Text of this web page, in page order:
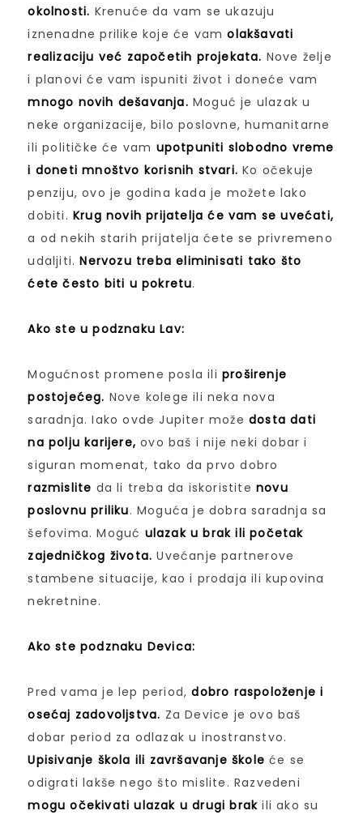
okolnosti. Krenuće da vam se ukazuju
iznenadne prilike koje će vam olakšavati
realizaciju već započetih projekata. Nove želje
i planovi će vam ispuniti život i doneće vam
mnogo novih dešavanja. Moguć je ulazak u
neke organizacije, bilo poslovne, humanitarne
ili političke će vam upotpuniti slobodno vreme
i doneti mnoštvo korisnih stvari. Ko očekuje
penziju, ovo je godina kada je možete lako
dobiti.Krug novih prijatelja će vam se uvećati,
a od nekih starih prijatelja ćete se privremeno
udaljiti. Nervozu treba eliminisati tako što
ćete često biti u pokretu.
Ako ste u podznaku Lav:
Mogućnost promene posla iliproširenje
postojećeg. Nove kolege ili neka nova
saradnja. Iako ovde Jupiter možedosta dati
na polju karijere,ovo baš i nije neki dobar i
siguran momenat, tako da prvo dobro
razmislite da li treba da iskoristitenovu
poslovnu priliku. Moguća je dobra saradnja sa
šefovima. Moguć ulazak u brak ili početak
zajedničkog života. Uvećanje partnerove
stambene situacije, kao i prodaja ili kupovina
nekretnine.
Ako ste podznaku Devica:
Pred vama je lep period,dobro raspoloženje i
osećaj zadovoljstva. Za Device je ovo baš
dobar period za odlazak u inostranstvo.
Upisivanje škola ili završavanje škole će se
odigrati lakše nego što mislite. Razvedeni
mogu očekivati ulazak u drugi brakili ako su